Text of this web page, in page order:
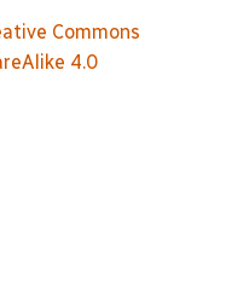
Commons
4.0